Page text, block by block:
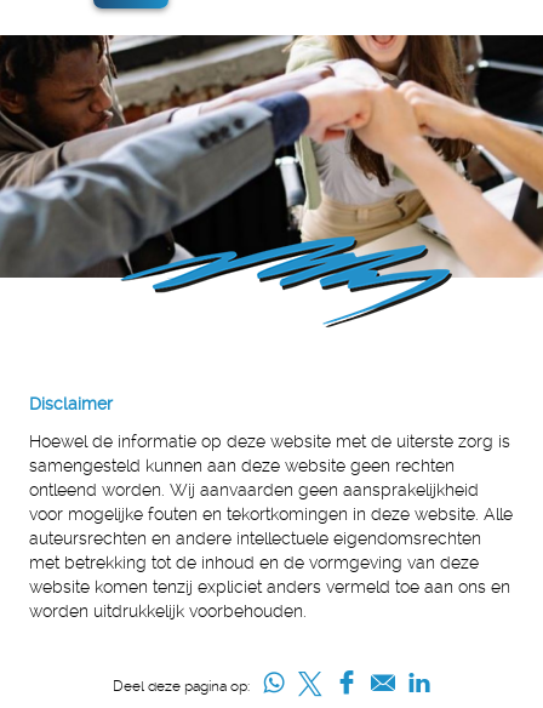
Disclaimer
Hoewel de informatie op deze website met de uiterste zorg is
samengesteld kunnen aan deze website geen rechten
ontleend worden. Wij aanvaarden geen aansprakelijkheid
voor mogelijke fouten en tekortkomingen in deze website. Alle
auteursrechten en andere intellectuele eigendomsrechten
met betrekking tot de inhoud en de vormgeving van deze
website komen tenzij expliciet anders vermeld toe aan ons en
worden uitdrukkelijk voorbehouden.
Deel deze pagina op: